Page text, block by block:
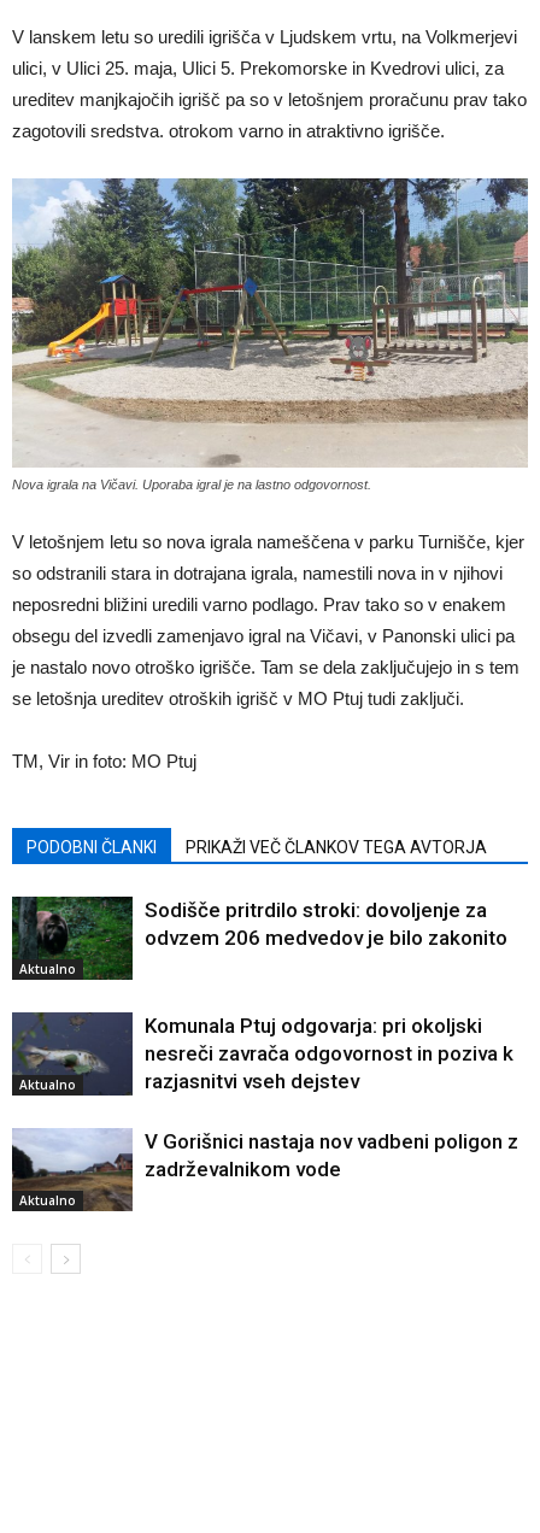
V lanskem letu so uredili igrišča v Ljudskem vrtu, na Volkmerjevi
ulici, v Ulici 25. maja, Ulici 5. Prekomorske in Kvedrovi ulici, za
ureditev manjkajočih igrišč pa so v letošnjem proračunu prav tako
zagotovili sredstva. otrokom varno in atraktivno igrišče.
Nova igrala na Vičavi. Uporaba igral je na lastno odgovornost.
V letošnjem letu so nova igrala nameščena v parku Turnišče, kjer
so odstranili stara in dotrajana igrala, namestili nova in v njihovi
neposredni bližini uredili varno podlago. Prav tako so v enakem
obsegu del izvedli zamenjavo igral na Vičavi, v Panonski ulici pa
je nastalo novo otroško igrišče. Tam se dela zaključujejo in s tem
se letošnja ureditev otroških igrišč v MO Ptuj tudi zaključi.
TM, Vir in foto: MO Ptuj
PODOBNI ČLANKI PRIKAŽI VEČ ČLANKOV TEGA AVTORJA
Aktualno
Sodišče pritrdilo stroki: dovoljenje za
odvzem 206 medvedov je bilo zakonito
Aktualno
Komunala Ptuj odgovarja: pri okoljski
nesreči zavrača odgovornost in poziva k
razjasnitvi vseh dejstev
Aktualno
V Gorišnici nastaja nov vadbeni poligon z
zadrževalnikom vode